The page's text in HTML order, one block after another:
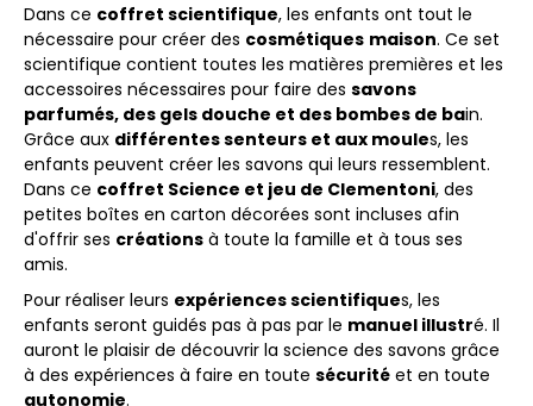
Dans ce coffret scientifique, les enfants ont tout le
nécessaire pour créer des cosmétiques maison. Ce set
scientifique contient toutes les matières premières et les
accessoires nécessaires pour faire des savons
parfumés, des gels douche et des bombes de bain.
Grâce aux différentes senteurs et aux moules, les
enfants peuvent créer les savons qui leurs ressemblent.
Dans ce coffret Science et jeu de Clementoni, des
petites boîtes en carton décorées sont incluses afin
d'offrir ses créations à toute la famille et à tous ses
amis.
Pour réaliser leurs expériences scientifiques, les
enfants seront guidés pas à pas par le manuel illustré. Il
auront le plaisir de découvrir la science des savons grâce
à des expériences à faire en toute sécurité et en toute
autonomie.